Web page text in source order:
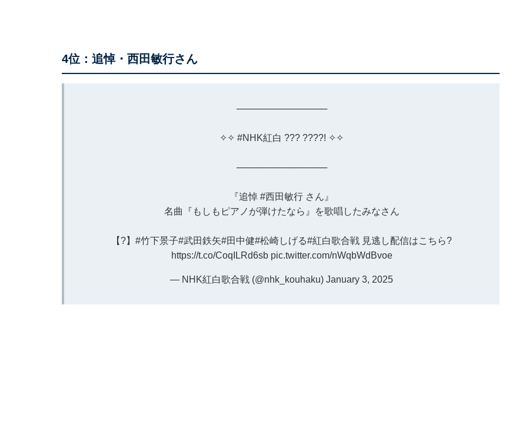
4位：追悼・西田敏行さん
──────────────
✧✧ #NHK紅白 ??? ????! ✧✧
──────────────
『追悼 #西田敏行 さん』
名曲『もしもピアノが弾けたなら』を歌唱したみなさん
【?】 #竹下景子#武田鉄矢#田中健#松崎しげる#紅白歌合戦 見逃し配信はこちら?
https://t.co/CoqILRd6sb pic.twitter.com/nWqbWdBvoe
— NHK紅白歌合戦 (@nhk_kouhaku) January 3, 2025